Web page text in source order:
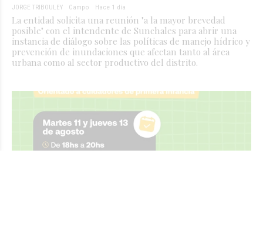
JORGE TRIBOULEY Campo Hace 1 día
La entidad solicita una reunión "a la mayor brevedad
posible" con el intendente de Sunchales para abrir una
instancia de diálogo sobre las políticas de manejo hídrico y
prevención de inundaciones que afectan tanto al área
urbana como al sector productivo del distrito.